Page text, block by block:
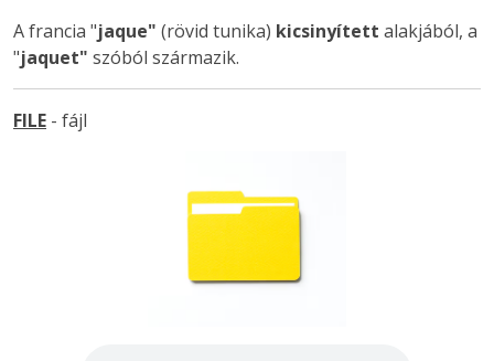
A francia "jaque" (rövid tunika) kicsinyített alakjából, a
"jaquet" szóból származik.
FILE - fájl